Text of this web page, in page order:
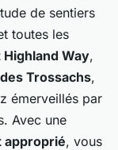
de sentiers
toutes les
Highland Way,
Trossachs,
émerveillés par
Avec une
approprié, vous